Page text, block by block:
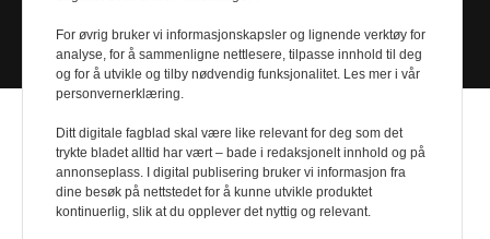
Design byNordström Design- Powered by
For øvrig bruker vi informasjonskapsler og lignende verktøy for
analyse, for å sammenligne nettlesere, tilpasse innhold til deg
og for å utvikle og tilby nødvendig funksjonalitet. Les mer i vår
personvernerklæring.
Ditt digitale fagblad skal være like relevant for deg som det
trykte bladet alltid har vært – bade i redaksjonelt innhold og på
annonseplass. I digital publisering bruker vi informasjon fra
dine besøk på nettstedet for å kunne utvikle produktet
kontinuerlig, slik at du opplever det nyttig og relevant.